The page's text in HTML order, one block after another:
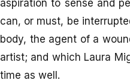
aspiration to sense and
can, or must, be
body, the agent of a
artist; and which Laura
time as well.